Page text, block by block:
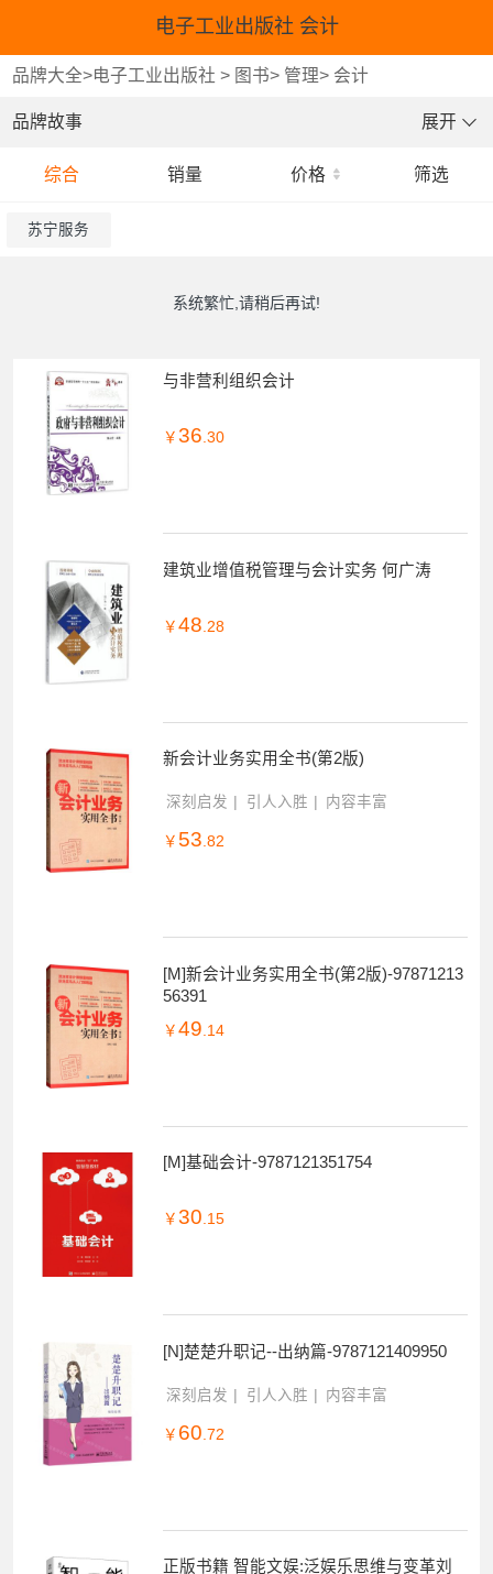
电子工业出版社 会计
品牌大全>电子工业出版社 > 图书> 管理> 会计
品牌故事 展开
综合 销量 价格 筛选
苏宁服务
系统繁忙,请稍后再试!
与非营利组织会计
￥ 36.30
建筑业增值税管理与会计实务 何广涛
￥ 48 .28
新会计业务实用全书(第2版)
深刻启发 引人入胜 内容丰富
￥ 53.82
[M]新会计业务实用全书(第2版)-97871213
56391
￥ 49 .14
[M]基础会计-9787121351754
￥ 30.15
[N]楚楚升职记--出纳篇-9787121409950
深刻启发 引人入胜 内容丰富
￥ 60 .72
正版书籍 智能文娱:泛娱乐思维与变革刘